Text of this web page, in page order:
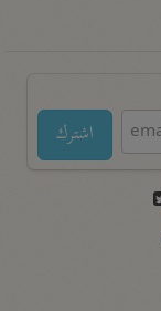
اشترك